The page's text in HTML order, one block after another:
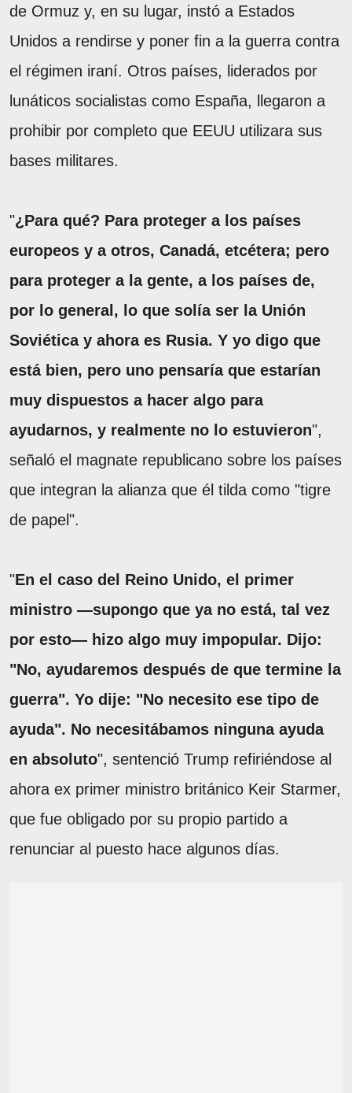
de Ormuz y, en su lugar, instó a Estados
Unidos a rendirse y poner fin a la guerra contra
el régimen iraní. Otros países, liderados por
lunáticos socialistas como España, llegaron a
prohibir por completo que EEUU utilizara sus
bases militares.
"¿Para qué? Para proteger a los países
europeos y a otros, Canadá, etcétera; pero
para proteger a la gente, a los países de,
por lo general, lo que solía ser la Unión
Soviética y ahora es Rusia. Y yo digo que
está bien, pero uno pensaría que estarían
muy dispuestos a hacer algo para
ayudarnos, y realmente no lo estuvieron",
señaló el magnate republicano sobre los países
que integran la alianza que él tilda como "tigre
de papel".
"En el caso del Reino Unido, el primer
ministro —supongo que ya no está, tal vez
por esto— hizo algo muy impopular. Dijo:
"No, ayudaremos después de que termine la
guerra". Yo dije: "No necesito ese tipo de
ayuda". No necesitábamos ninguna ayuda
en absoluto", sentenció Trump refiriéndose al
ahora ex primer ministro británico Keir Starmer,
que fue obligado por su propio partido a
renunciar al puesto hace algunos días.